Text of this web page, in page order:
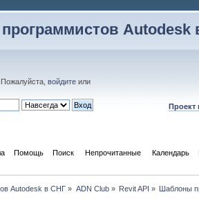
Autodesk
. Пожалуйста, войдите или
Проект
Помощь Поиск Непрочитанные Календарь
Autodesk в СНГ » ADN Club» Revit API » Шаблоны